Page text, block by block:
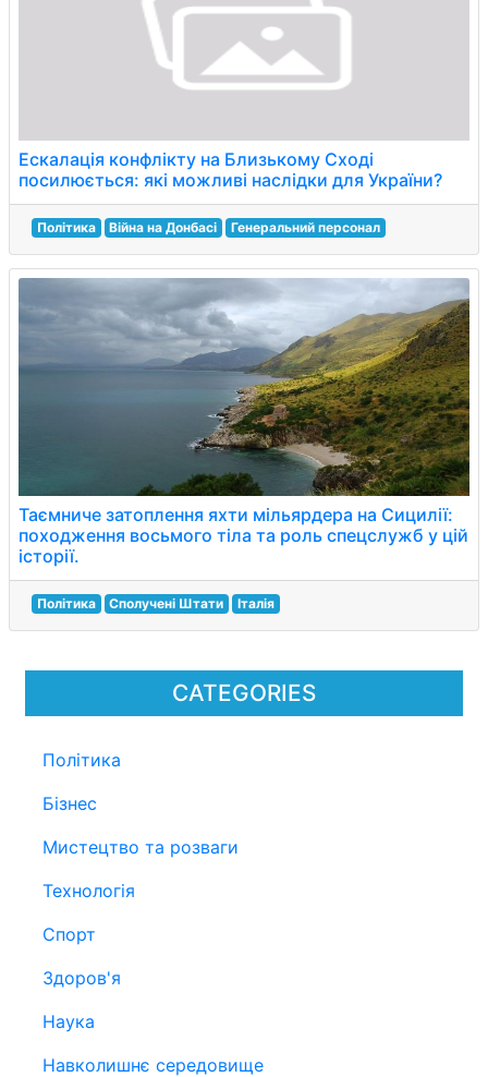
CATEGORIES
Політика
Бізнес
Мистецтво та розваги
Технологія
Спорт
Здоров'я
Наука
Навколишнє середовище
Ескалація конфлікту на Близькому Сході
посилюється: які можливі наслідки для України?
Політика Війна на Донбасі Генеральний персонал
Таємниче затоплення яхти мільярдера на Сицилії:
походження восьмого тіла та роль спецслужб у цій
історії.
Політика Сполучені Штати Італія